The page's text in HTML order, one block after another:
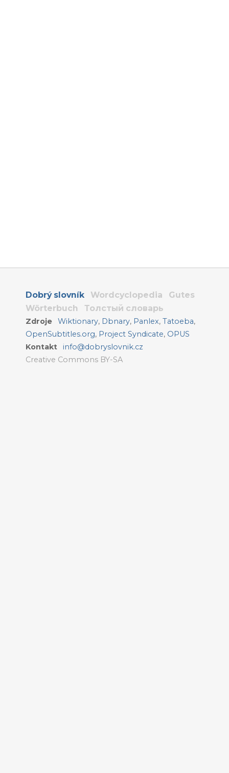
Dobrý slovník Wordcyclopedia
Gutes
Wörterbuch
Толстый словарь
Zdroje Wiktionary, Dbnary, Panlex,Tatoeba,
OpenSubtitles.org, Project Syndicate, OPUS
Kontakt
info@dobryslovnik.cz
Creative Commons BY-SA